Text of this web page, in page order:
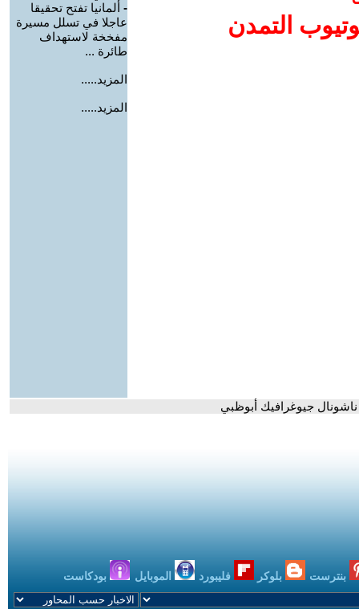
التمدن
- ألمانيا تفتح تحقيقا
عاجلا في تسلل مسيرة
مفخخة لاستهداف
طائرة ...
المزيد.....
المزيد.....
جيوغرافيك أبوظبي
بنترست بلوكر فليبورد الموبايل بودكاست